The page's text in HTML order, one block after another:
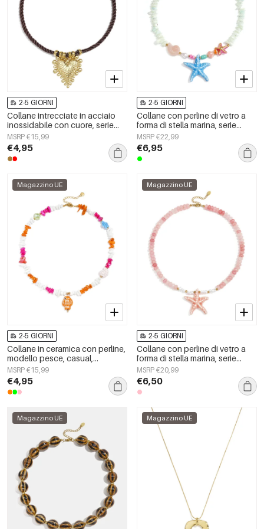
2-5 GIORNI
Collane intrecciate in acciaio
inossidabile con cuore, serie
Simple Daily Simple, gioielli da
donna
MSRP €15,99
€4,95
2-5 GIORNI
Collane con perline di vetro a
forma di stella marina, serie
&quot;Vacanze/Spiaggia
Romantica&quot;, gioielli da
donna.
MSRP €22,99
€6,95
Magazzino UE
2-5 GIORNI
Collane in ceramica con perline,
modello pesce, casual,
quotidiane, romantiche, gioielli
da donna
MSRP €15,99
€4,95
Magazzino UE
2-5 GIORNI
Collane con perline di vetro a
forma di stella marina, serie
&quot;Vacanze/Spiaggia
Romantica&quot;, gioielli da
donna.
MSRP €20,99
€6,50
Magazzino UE Magazzino UE